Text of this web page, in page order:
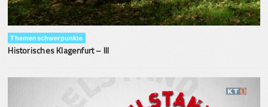
Themenschwerpunkte
Historisches Klagenfurt – III